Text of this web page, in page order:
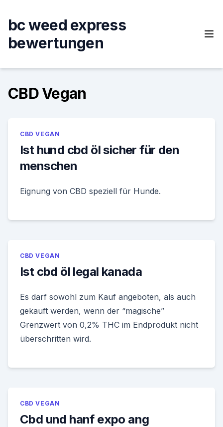
content
bc weed express
bewertungen
CBD Vegan
CBD VEGAN
Ist hund cbd öl sicher für den
menschen
Eignung von CBD speziell für Hunde.
CBD VEGAN
Ist cbd öl legal kanada
Es darf sowohl zum Kauf angeboten, als auch
gekauft werden, wenn der “magische”
Grenzwert von 0,2% THC im Endprodukt nicht
überschritten wird.
CBD VEGAN
Cbd und hanf expo ang